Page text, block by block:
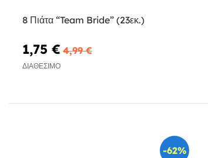
8 Πιάτα “Team Bride” (23εκ.)
1,75 € 4,99 €
ΔΙΑΘΈΣΙΜΟ
-62%